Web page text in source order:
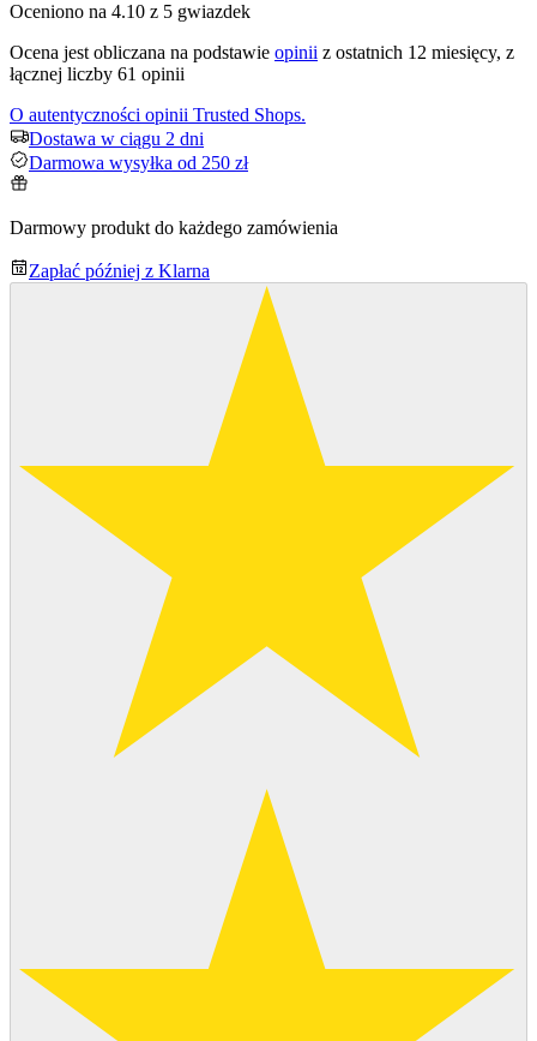
Oceniono na 4.10 z 5 gwiazdek
Ocena jest obliczana na podstawie opinii z ostatnich 12 miesięcy, z
łącznej liczby 61 opinii
O autentyczności opinii Trusted Shops.
Dostawa w ciągu 2 dni
Darmowa wysyłka od 250 zł
Darmowy produkt do każdego zamówienia
Zapłać później z Klarna